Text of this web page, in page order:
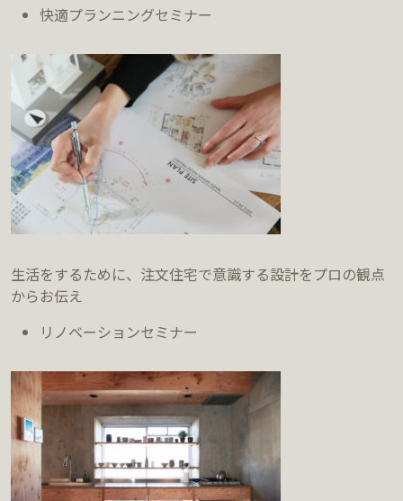
快適プランニングセミナー
生活をするために、注文住宅で意識する設計をプロの観点
からお伝え
リノベーションセミナー